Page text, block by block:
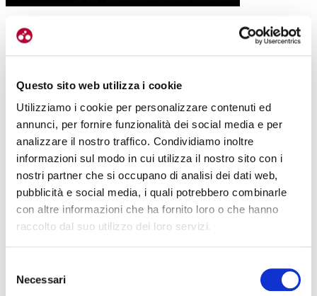
Questo sito web utilizza i cookie
Utilizziamo i cookie per personalizzare contenuti ed
annunci, per fornire funzionalità dei social media e per
analizzare il nostro traffico. Condividiamo inoltre
informazioni sul modo in cui utilizza il nostro sito con i
nostri partner che si occupano di analisi dei dati web,
pubblicità e social media, i quali potrebbero combinarle
con altre informazioni che ha fornito loro o che hanno
raccolto dal suo utilizzo dei loro servizi.
delNecessari
TUTTE LE CATEGORIE DEL MAGAZINE